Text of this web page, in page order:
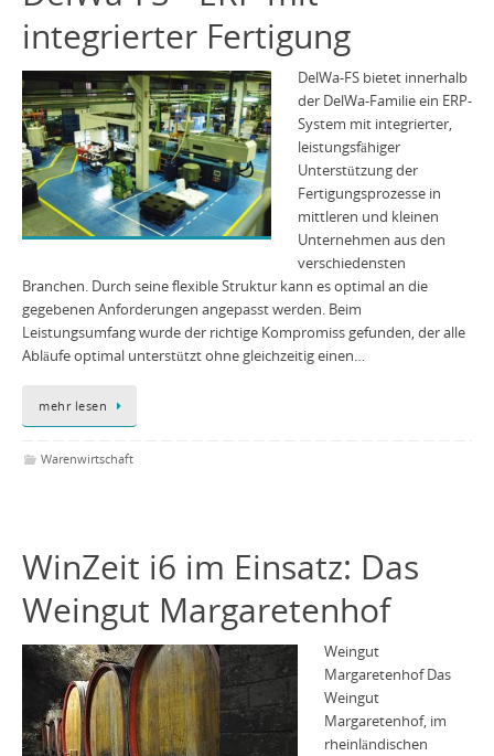
integrierter Fertigung
DelWa-FS bietet innerhalb
der DelWa-Familie ein ERP-
System mit integrierter,
leistungsfähiger
Unterstützung der
Fertigungsprozesse in
mittleren und kleinen
Unternehmen aus den
verschiedensten
Branchen. Durch seine flexible Struktur kann es optimal an die
gegebenen Anforderungen angepasst werden. Beim
Leistungsumfang wurde der richtige Kompromiss gefunden, der alle
Abläufe optimal unterstützt ohne gleichzeitig einen…
mehr lesen
Warenwirtschaft
WinZeit i6 im Einsatz: Das
Weingut Margaretenhof
Weingut
Margaretenhof Das
Weingut
Margaretenhof, im
rheinländischen